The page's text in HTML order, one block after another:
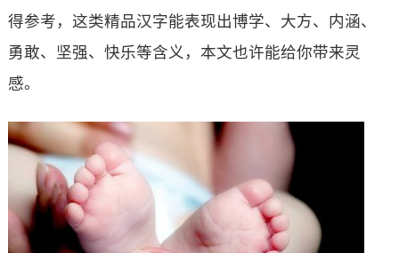
得参考，这类精品汉字能表现出博学、大方、内涵、
勇敢、坚强、快乐等含义，本文也许能给你带来灵
感。